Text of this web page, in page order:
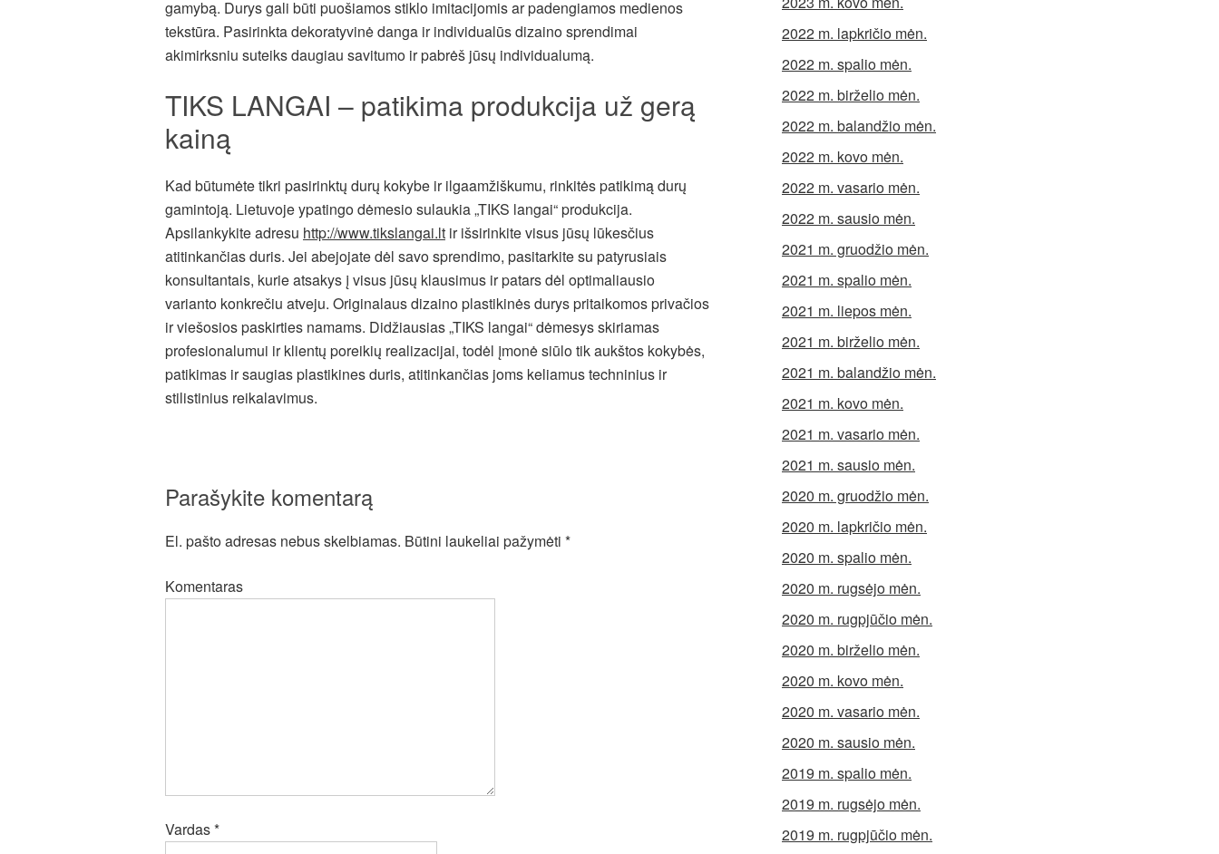
gamybą. Durys gali būti puošiamos stiklo imitacijomis ar padengiamos medienos
tekstūra. Pasirinkta dekoratyvinė danga ir individualūs dizaino sprendimai
akimirksniu suteiks daugiau savitumo ir pabrėš jūsų individualumą.
TIKS LANGAI – patikima produkcija už gerą
kainą
Kad būtumėte tikri pasirinktų durų kokybe ir ilgaamžiškumu, rinkitės patikimą durų
gamintoją. Lietuvoje ypatingo dėmesio sulaukia „TIKS langai“ produkcija.
Apsilankykite adresu http://www.tikslangai.lt ir išsirinkite visus jūsų lūkesčius
atitinkančias duris. Jei abejojate dėl savo sprendimo, pasitarkite su patyrusiais
konsultantais, kurie atsakys į visus jūsų klausimus ir patars dėl optimaliausio
varianto konkrečiu atveju. Originalaus dizaino plastikinės durys pritaikomos privačios
ir viešosios paskirties namams. Didžiausias „TIKS langai“ dėmesys skiriamas
profesionalumui ir klientų poreikių realizacijai, todėl įmonė siūlo tik aukštos kokybės,
patikimas ir saugias plastikines duris, atitinkančias joms keliamus techninius ir
stilistinius reikalavimus.
Parašykite komentarą
El. pašto adresas nebus skelbiamas. Būtini laukeliai pažymėti *
Komentaras
Vardas*
2022 m. lapkričio mėn.
2022 m. spalio mėn.
2022 m. birželio mėn.
2022 m. balandžio mėn.
2022 m. kovo mėn.
2022 m. vasario mėn.
2022 m. sausio mėn.
2021 m. gruodžio mėn.
2021 m. spalio mėn.
2021 m. liepos mėn.
2021 m. birželio mėn.
2021 m. balandžio mėn.
2021 m. kovo mėn.
2021 m. vasario mėn.
2021 m. sausio mėn.
2020 m. gruodžio mėn.
2020 m. lapkričio mėn.
2020 m. spalio mėn.
2020 m. rugsėjo mėn.
2020 m. rugpjūčio mėn.
2020 m. birželio mėn.
2020 m. kovo mėn.
2020 m. vasario mėn.
2020 m. sausio mėn.
2019 m. spalio mėn.
2019 m. rugsėjo mėn.
2019 m. rugpjūčio mėn.